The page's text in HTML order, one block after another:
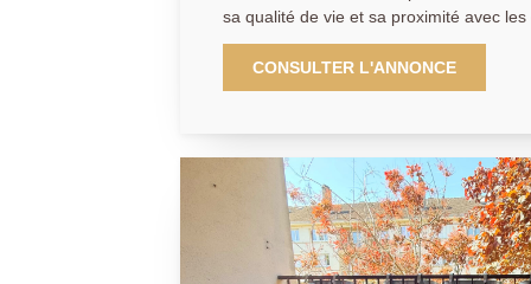
arboré, la cave, la place de
que l'absence totale de travaux font de
tout le charme et le potentiel de cet
sa qualité de vie et sa proximité avec les
découvrez ce bel appartement familial
soignées et un cadre de vie privilégié au
sécurisée et parfaitement entretenue. Dès l'entrée, vous serez
confort, fonctionnalité et convivialité à
harmonieux permet une circulation
et apporte une véritable sensation
instants. La pièce de vie constitue sans aucun doute le coeur de
l'appartement. Baignée de lumière
CONSULTER L'ANNONCE